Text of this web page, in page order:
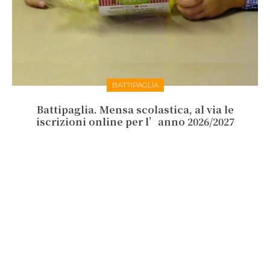
BATTIPAGLIA
Battipaglia. Mensa scolastica, al via le
iscrizioni online per l’anno 2026/2027